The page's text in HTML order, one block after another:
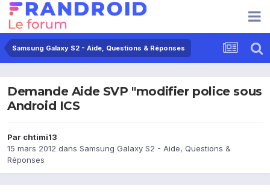
Samsung Galaxy S2 - Aide, Questions & Réponses
Demande Aide SVP "modifier police sous
Android ICS
Par chtimi13
15 mars 2012 dans Samsung Galaxy S2 - Aide, Questions &
Réponses